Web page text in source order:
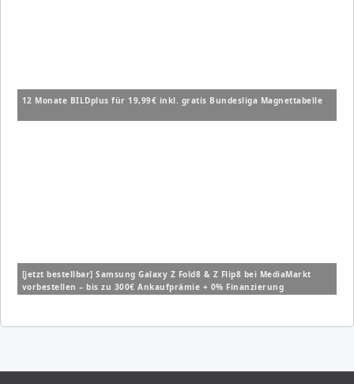
12 Monate BILDplus für 19,99€ inkl. gratis Bundesliga Magnettabelle
[jetzt bestellbar] Samsung Galaxy Z Fold8 & Z Flip8 bei MediaMarkt
vorbestellen – bis zu 300€ Ankaufprämie + 0% Finanzierung